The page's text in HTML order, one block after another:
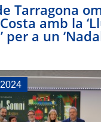
Tarragona
amb la
per a un